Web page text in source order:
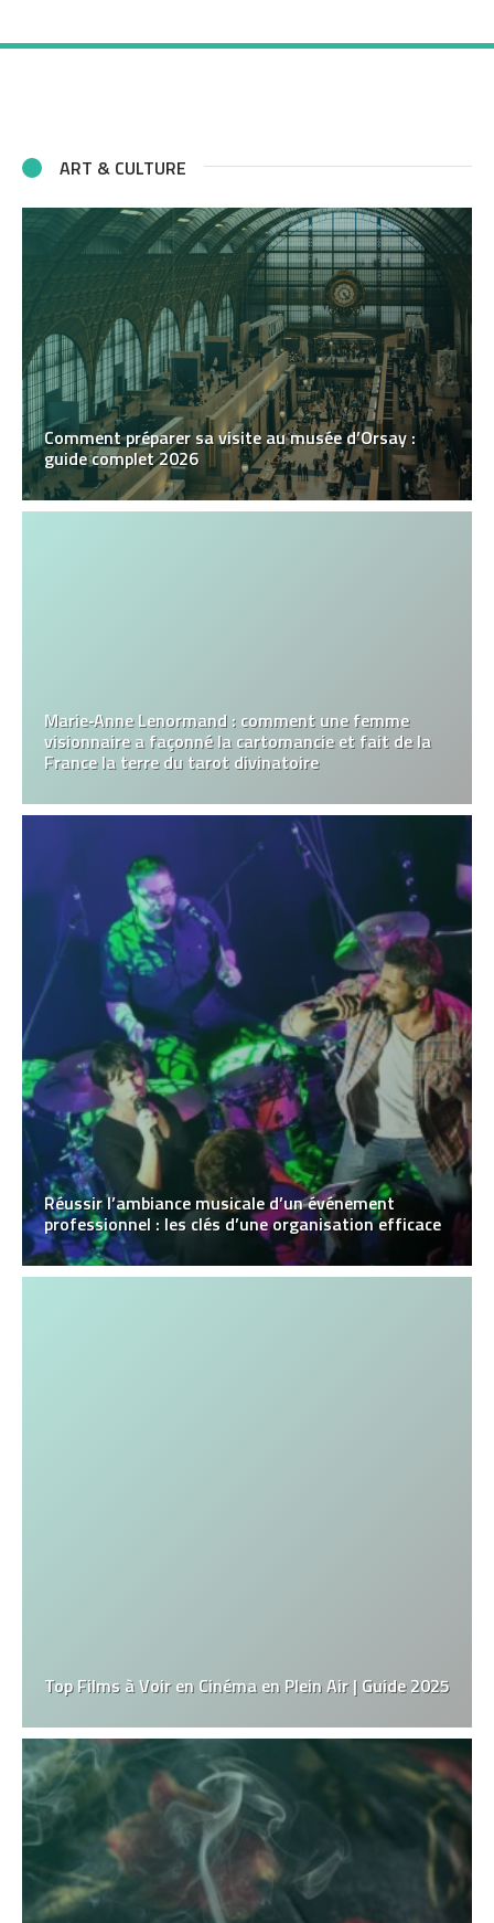
ART & CULTURE
Comment préparer sa visite au musée d’Orsay :
guide complet 2026
Marie‑Anne Lenormand : comment une femme
visionnaire a façonné la cartomancie et fait de la
France la terre du tarot divinatoire
Réussir l’ambiance musicale d’un événement
professionnel : les clés d’une organisation efficace
Top Films à Voir en Cinéma en Plein Air | Guide 2025